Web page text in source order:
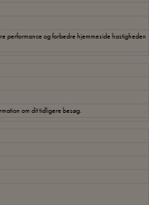
performance og forbedre hjemmeside hastigheden
om dit tidligere besøg.